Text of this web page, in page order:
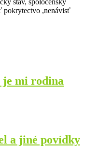
pokrytectvo ,nenávisť
je mi rodina
a jiné povídky